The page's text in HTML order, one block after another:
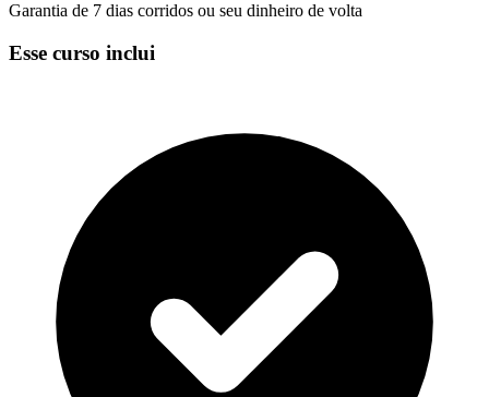
Garantia de 7 dias corridos ou seu dinheiro de volta
Esse curso inclui